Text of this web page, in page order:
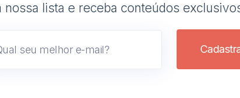
nossa lista e receba conteúdos